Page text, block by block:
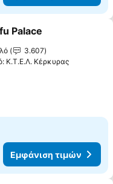
στα αγαπημένα
Palace
3.607
Κ.Τ.Ε.Λ. Κέρκυρας
Εμφάνιση τιμών